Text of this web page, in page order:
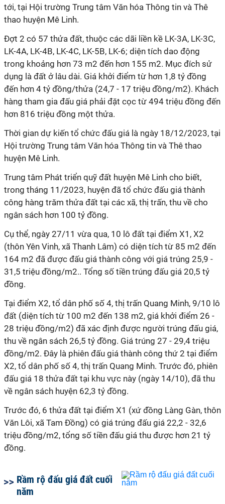
tới, tại Hội trường Trung tâm Văn hóa Thông tin và Thê
thao huyện Mê Linh.
Đợt 2 có 57 thửa đất, thuộc các dãi liền kề LK-3A, LK-3C,
LK-4A, LK-4B, LK-4C, LK-5B, LK-6; diện tích dao động
trong khoảng hơn 73 m2 đến hơn 155 m2. Mục đích sử
dụng là đất ở lâu dài. Giá khởi điểm từ hơn 1,8 tỷ đồng
đến hơn 4 tỷ đồng/thửa (24,7 - 17 triệu đồng/m2). Khách
hàng tham gia đấu giá phải đặt cọc từ 494 triệu đồng đến
hơn 816 triệu đồng một thửa.
Thời gian dự kiến tổ chức đấu giá là ngày 18/12/2023, tại
Hội trường Trung tâm Văn hóa Thông tin và Thê thao
huyện Mê Linh.
Trung tâm Phát triển quỹ đất huyện Mê Linh cho biết,
trong tháng 11/2023, huyện đã tổ chức đấu giá thành
công hàng trăm thửa đất tại các xã, thị trấn, thu về cho
ngân sách hơn 100 tỷ đồng.
Cụ thể, ngày 27/11 vừa qua, 10 lô đất tại điểm X1, X2
(thôn Yên Vinh, xã Thanh Lâm) có diện tích từ 85 m2 đến
164 m2 đã được đấu giá thành công với giá trúng 25,9 -
31,5 triệu đồng/m2.. Tổng số tiền trúng đấu giá 20,5 tỷ
đồng.
Tại điểm X2, tổ dân phố số 4, thị trấn Quang Minh, 9/10 lô
đất (diện tích từ 100 m2 đến 138 m2, giá khởi điểm 26 -
28 triệu đồng/m2) đã xác định được người trúng đấu giá,
thu về ngân sách 26,5 tỷ đồng. Giá trúng 27 - 29,4 triệu
đồng/m2. Đây là phiên đấu giá thành công thứ 2 tại điểm
X2, tổ dân phố số 4, thị trấn Quang Minh. Trước đó, phiên
đấu giá 18 thửa đất tại khu vực này (ngày 14/10), đã thu
về ngân sách huyện 62,3 tỷ đồng.
Trước đó, 6 thửa đất tại điểm X1 (xứ đồng Làng Gàn, thôn
Văn Lôi, xã Tam Đồng) có giá trúng đấu giá 22,2 - 32,6
triệu đồng/m2, tổng số tiền đấu giá thu được hơn 21 tỷ
đồng.
Rầm rộ đấu giá đất cuối
năm